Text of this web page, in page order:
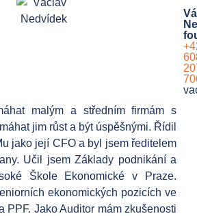
malým a středním firmám s
jim růst a být úspěšnými. Řídil
jako její CFO a byl jsem ředitelem
Učil jsem Základy podnikání a
Škole Ekonomické v Praze.
ekonomických pozicích ve
PPF. Jako Auditor mám zkušenosti